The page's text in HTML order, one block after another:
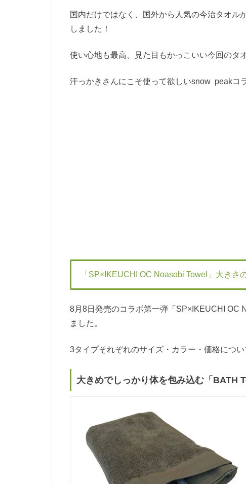
国内だけではなく、国外から人気の今治タオ
しました！
使い心地も最高、見た目もかっこいい今回のタ
汗っかきさんにこそ使って欲しいsnow peakコ
「SP×IKEUCHI OC Noasobi Towel」大きさ
8月8日発売のコラボ第一弾「SP×IKEUCHI OC
ました。
3タイプそれぞれのサイズ・カラー・価格につい
大きめでしっかり体を包み込む「BATH